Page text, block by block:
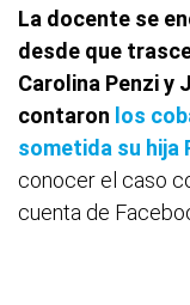
La docente se
desde que
Carolina Penzi y
contaron los
sometida su hija
conocer el caso
cuenta de